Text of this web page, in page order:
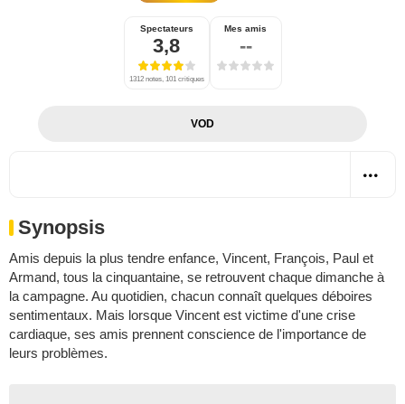
Spectateurs
3,8
1312 notes, 101 critiques
Mes amis
--
VOD
Synopsis
Amis depuis la plus tendre enfance, Vincent, François, Paul et
Armand, tous la cinquantaine, se retrouvent chaque dimanche à
la campagne. Au quotidien, chacun connaît quelques déboires
sentimentaux. Mais lorsque Vincent est victime d'une crise
cardiaque, ses amis prennent conscience de l'importance de
leurs problèmes.